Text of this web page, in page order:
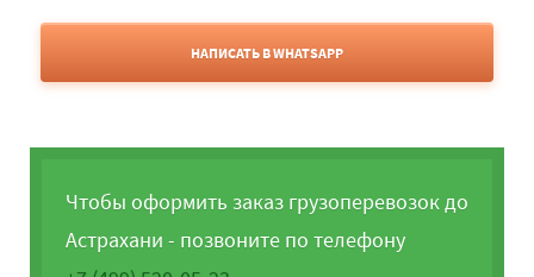
НАПИСАТЬ В WHATSAPP
Чтобы оформить заказ грузоперевозок до
Астрахани - позвоните по телефону